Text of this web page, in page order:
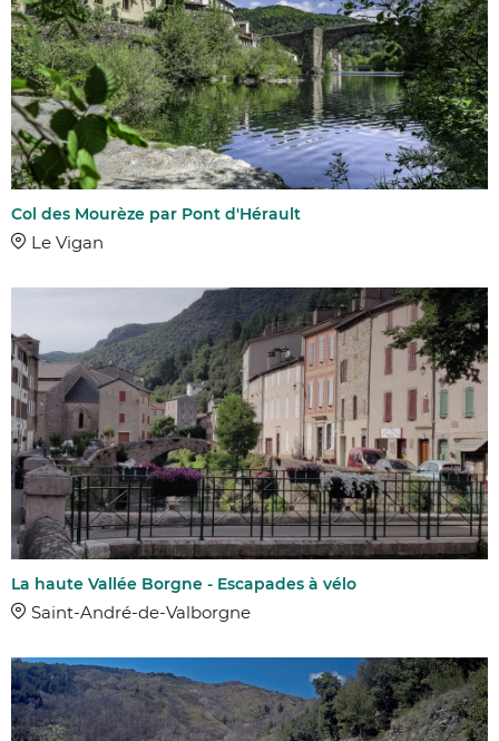
Col des Mourèze par Pont d'Hérault
Le Vigan
La haute Vallée Borgne - Escapades à vélo
Saint-André-de-Valborgne